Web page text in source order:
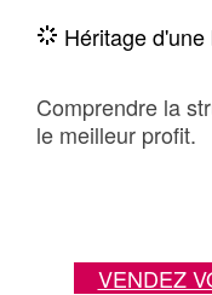
Héritage
Comprendre la
le meilleur profit.
VENDEZ